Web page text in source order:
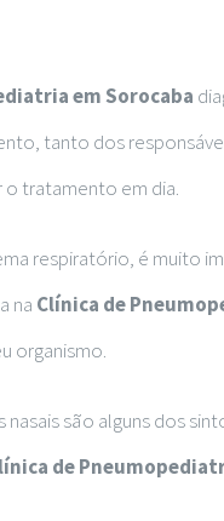
em Sorocaba
tanto dos
tratamento em dia.
respiratório, é muito
na Clínica de
organismo.
são alguns dos
de